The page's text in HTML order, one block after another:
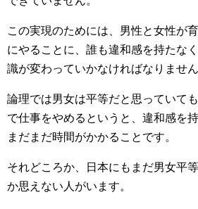
この実現のためには、男性と女性が
にやることに、誰も違和感を持たな
識が変わっていかなければなりません
論理では男女は平等だと思っていて
で仕事をやめるというと、違和感を
まだまだ時間がかかることです。
それどころか、日本にもまだ男女平
か思えない人がいます。